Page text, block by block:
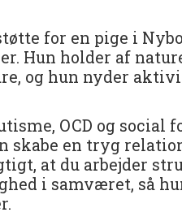
for en pige i
Hun holder af
og hun nyder
OCD og social
skabe en tryg
at du arbejder
i samværet, så